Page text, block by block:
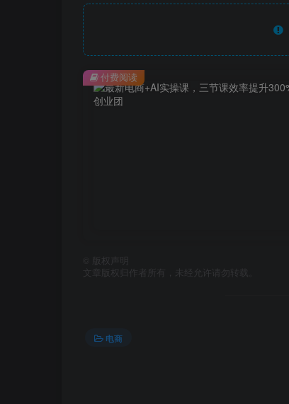
付费阅读
版权声明
文章版权归作者所有，未经允许请勿转载。
电商